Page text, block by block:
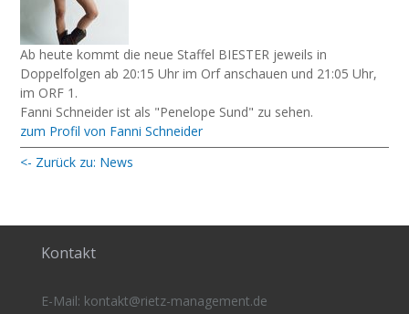
Ab heute kommt die neue Staffel BIESTER jeweils in
Doppelfolgen ab 20:15 Uhr im Orf anschauen und 21:05 Uhr,
im ORF 1.⁠ ⁠
Fanni Schneider ist als "Penelope Sund" zu sehen.⁠ ⁠
zum Profil von Fanni Schneider
<- Zurück zu: News
Kontakt
E-Mail: kontakt@rietz-management.de